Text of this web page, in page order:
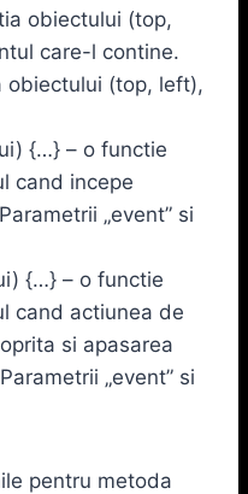
obiectului (top,
care-l contine.
(top, left),
{…} – o functie
cand incepe
„event” si
{…} – o functie
cand actiunea de
si apasarea
„event” si
pentru metoda